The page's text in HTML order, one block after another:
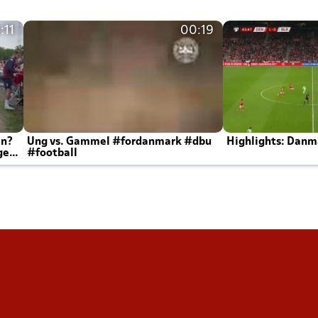
00:19
Ung vs. Gammel #fordanmark #dbu
#football
Highlights: